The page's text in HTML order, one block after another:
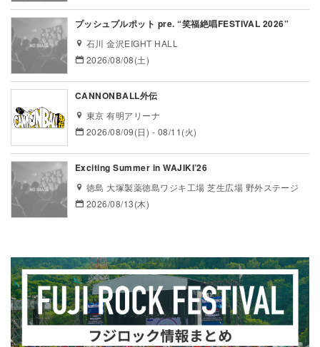
プッシュプルポット pre. “笑福絶唱FESTIVAL 2026”
石川 金沢EIGHT HALL
2026/08/08(土)
CANNONBALL外伝
東京 有明アリーナ
2026/08/09(日) - 08/11(火)
Exciting Summer in WAJIKI’26
徳島 大塚製薬徳島ワジキ工場 芝生広場 野外ステージ
2026/08/13(木)